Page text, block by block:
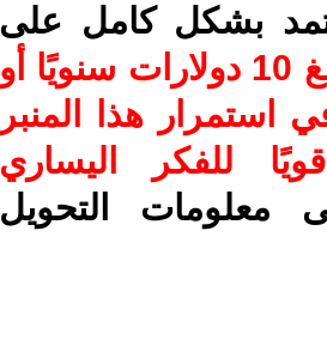
بشكل كامل على
ساهم/ي معنا! بدعمكم بمبلغ 10 دولارات سنويًا أو
استمرار هذا المنبر
للفكر اليساري
معلومات التحويل